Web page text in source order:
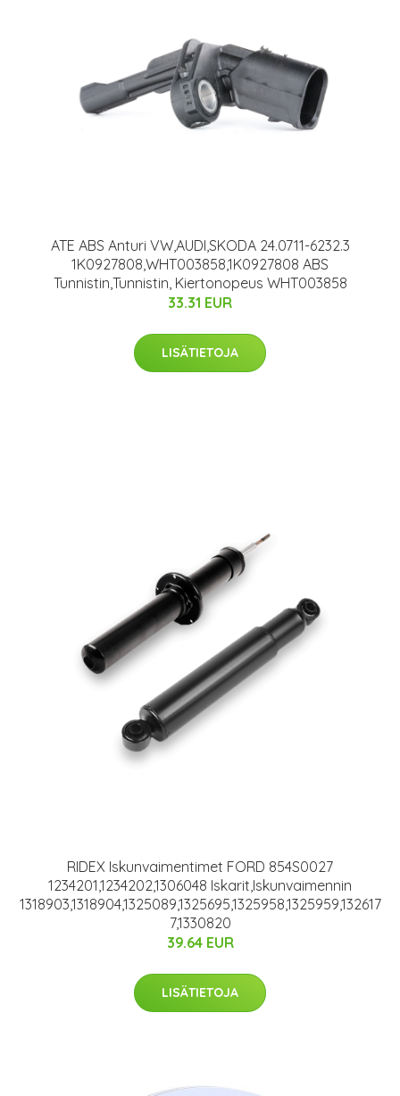
ATE ABS Anturi VW,AUDI,SKODA 24.0711-6232.3
1K0927808,WHT003858,1K0927808 ABS
Tunnistin,Tunnistin, Kiertonopeus WHT003858
33.31 EUR
LISÄTIETOJA
RIDEX Iskunvaimentimet FORD 854S0027
1234201,1234202,1306048 Iskarit,Iskunvaimennin
1318903,1318904,1325089,1325695,1325958,1325959,132617
7,1330820
39.64 EUR
LISÄTIETOJA